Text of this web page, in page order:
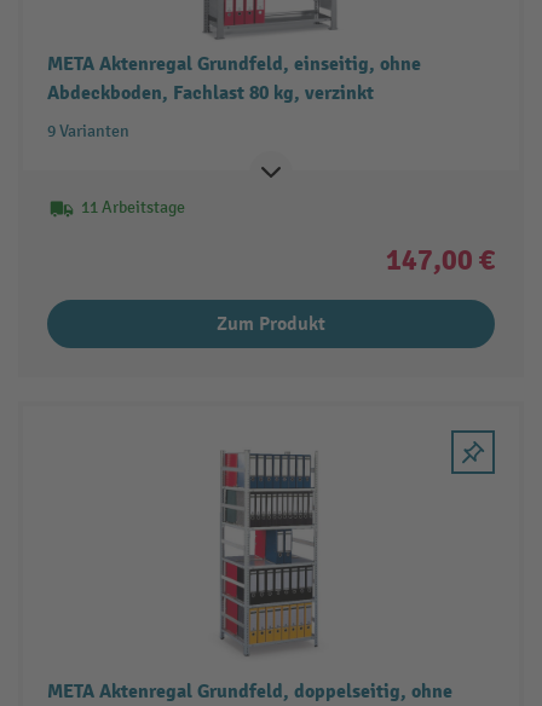
META Aktenregal Grundfeld, einseitig, ohne
Abdeckboden, Fachlast 80 kg, verzinkt
9 Varianten
11 Arbeitstage
147,00 €
Zum Produkt
META Aktenregal Grundfeld, doppelseitig, ohne